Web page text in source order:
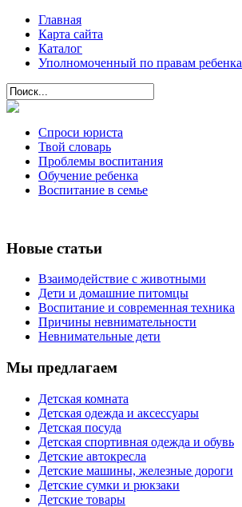
Главная
Карта сайта
Каталог
Уполномоченный по правам ребенка
Спроси юриста
Твой словарь
Проблемы воспитания
Обучение ребенка
Воспитание в семье
Новые статьи
Взаимодействие с животными
Дети и домашние питомцы
Воспитание и современная техника
Причины невнимательности
Невнимательные дети
Мы предлагаем
Детская комната
Детская одежда и аксессуары
Детская посуда
Детская спортивная одежда и обувь
Детские автокресла
Детские машины, железные дороги
Детские сумки и рюкзаки
Детские товары